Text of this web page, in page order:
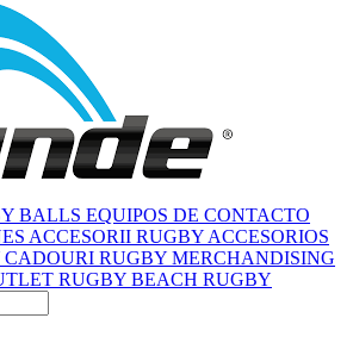
BALLS EQUIPOS DE CONTACTO
ACCESORII RUGBY ACCESORIOS
CADOURI RUGBY MERCHANDISING
RUGBY BEACH RUGBY